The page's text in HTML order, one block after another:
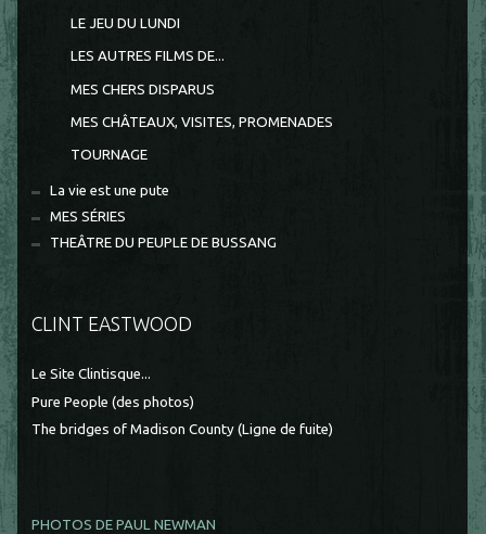
LE JEU DU LUNDI
LES AUTRES FILMS DE...
MES CHERS DISPARUS
MES CHÂTEAUX, VISITES, PROMENADES
TOURNAGE
La vie est une pute
MES SÉRIES
THEÂTRE DU PEUPLE DE BUSSANG
CLINT EASTWOOD
Le Site Clintisque...
Pure People (des photos)
The bridges of Madison County (Ligne de fuite)
PHOTOS DE PAUL NEWMAN